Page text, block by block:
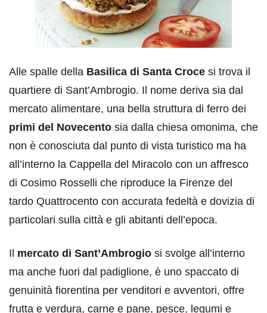
Alle spalle della Basilica di Santa Croce si trova il
quartiere di Sant’Ambrogio. Il nome deriva sia dal
mercato alimentare, una bella struttura di ferro dei
primi del Novecento sia dalla chiesa omonima, che
non è conosciuta dal punto di vista turistico ma ha
all’interno la Cappella del Miracolo con un affresco
di Cosimo Rosselli che riproduce la Firenze del
tardo Quattrocento con accurata fedeltà e dovizia di
particolari sulla città e gli abitanti dell’epoca.
Il mercato di Sant’Ambrogio si svolge all’interno
ma anche fuori dal padiglione, è uno spaccato di
genuinità fiorentina per venditori e avventori, offre
frutta e verdura, carne e pane, pesce, legumi e